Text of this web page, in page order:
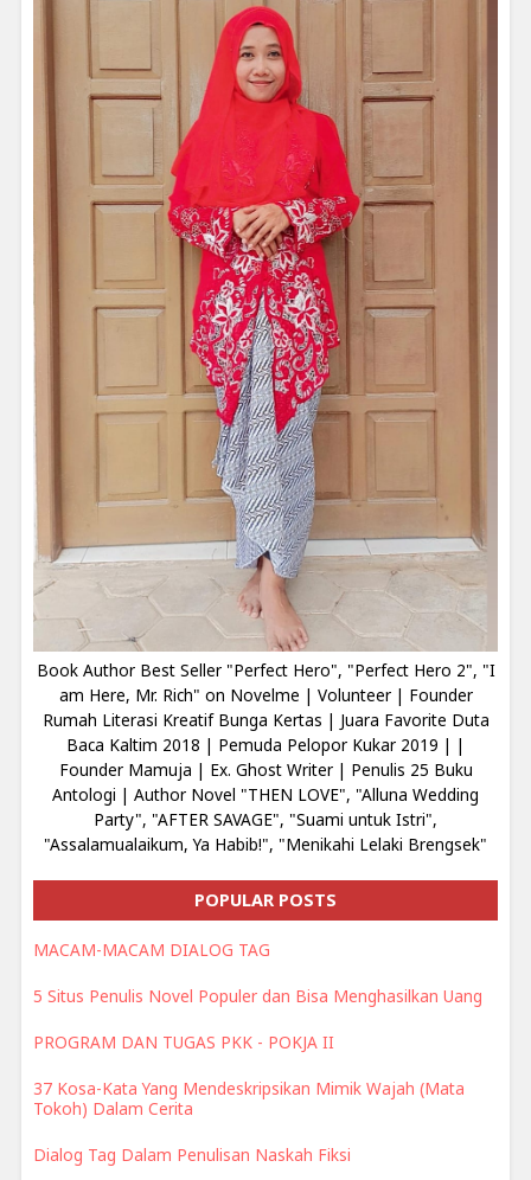
Book Author Best Seller "Perfect Hero", "Perfect Hero 2", "I
am Here, Mr. Rich" on Novelme | Volunteer | Founder
Rumah Literasi Kreatif Bunga Kertas | Juara Favorite Duta
Baca Kaltim 2018 | Pemuda Pelopor Kukar 2019 | |
Founder Mamuja | Ex. Ghost Writer | Penulis 25 Buku
Antologi | Author Novel "THEN LOVE", "Alluna Wedding
Party", "AFTER SAVAGE", "Suami untuk Istri",
"Assalamualaikum, Ya Habib!", "Menikahi Lelaki Brengsek"
POPULAR POSTS
MACAM-MACAM DIALOG TAG
5 Situs Penulis Novel Populer dan Bisa Menghasilkan Uang
PROGRAM DAN TUGAS PKK - POKJA II
37 Kosa-Kata Yang Mendeskripsikan Mimik Wajah (Mata
Tokoh) Dalam Cerita
Dialog Tag Dalam Penulisan Naskah Fiksi